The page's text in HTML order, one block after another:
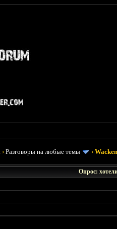
›Разговоры на любые темы ›
Опрос: